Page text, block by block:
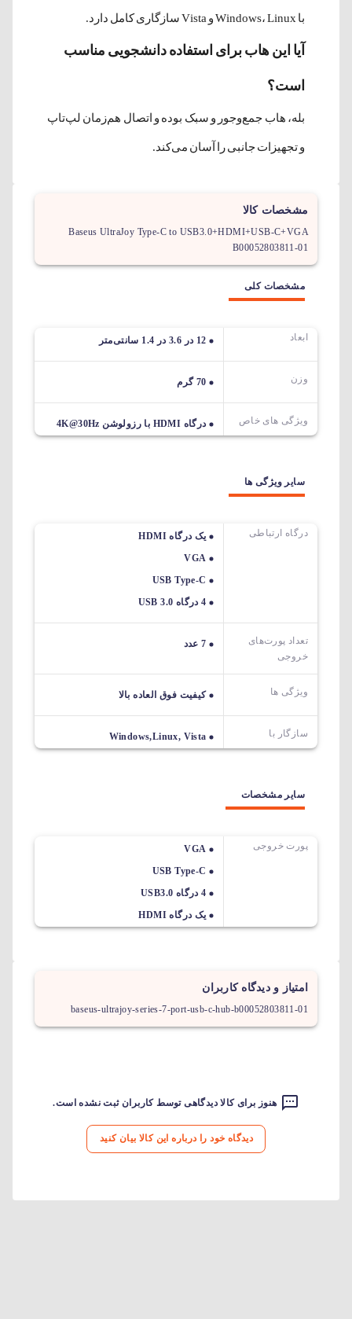
با Windows، Linux و Vista سازگاری کامل دارد.
آیا این هاب برای استفاده دانشجویی مناسب
است؟
بله، هاب جمع‌وجور و سبک بوده و اتصال هم‌زمان لپ‌تاپ
و تجهیزات جانبی را آسان می‌کند.
مشخصات کالا
Baseus UltraJoy Type-C to USB3.0+HDMI+USB-C+VGA
B00052803811-01
مشخصات کلی
ابعاد 12 در 3.6 در 1.4 سانتی‌متر
وزن 70 گرم
ویژگی های خاص درگاه HDMI با رزولوشن 4K@30Hz
سایر ویژگی ها
درگاه ارتباطی
یک درگاه HDMI
VGA
USB Type-C
4 درگاه USB 3.0
تعداد پورت‌های
خروجی
7 عدد
ویژگی ها کیفیت فوق العاده بالا
سازگار با Windows,Linux, Vista
سایر مشخصات
پورت خروجی
VGA
USB Type-C
4 درگاه USB3.0
یک درگاه HDMI
امتیاز و دیدگاه کاربران
baseus-ultrajoy-series-7-port-usb-c-hub-b00052803811-01
هنوز برای کالا دیدگاهی توسط کاربران ثبت نشده است.
دیدگاه خود را درباره این کالا بیان کنید